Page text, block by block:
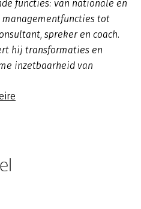
functies: van nationale en
tot
spreker en coach.
hij transformaties en
inzetbaarheid van